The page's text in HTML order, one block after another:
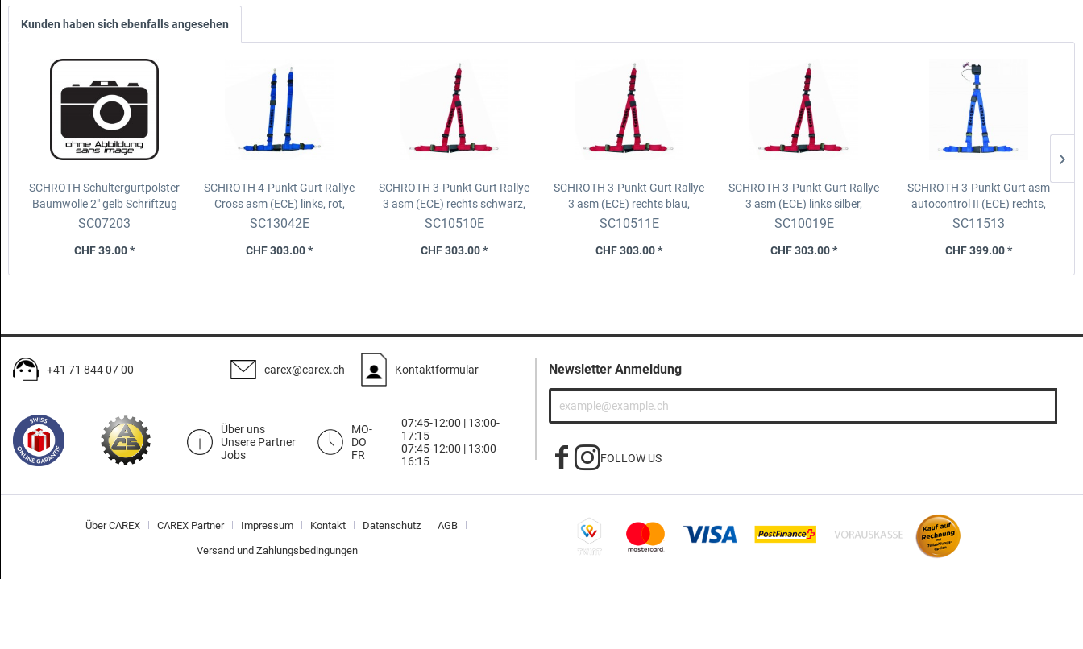
Kunden haben sich ebenfalls angesehen
SCHROTH Schultergurtpolster
Baumwolle 2"gelb Schriftzug
schwarz, ohne Logo
SC07203
CHF 39.00 *
SCHROTH 4-Punkt Gurt Rallye
Cross asm (ECE) links, rot,
Schulter 2", Becken 2"
SC13042E
CHF 303.00 *
SCHROTH 3-Punkt Gurt Rallye
3 asm (ECE) rechts schwarz,
Schulter 2'', Becken 2'', Logo gelb
SC10510E
CHF 303.00 *
SCHROTH 3-Punkt Gurt Rallye
3 asm (ECE) rechts blau,
Schulter 2'', Becken 2'', Logo
SC10511E
CHF 303.00 *
SCHROTH 3-Punkt Gurt Rallye
3 asm (ECE) links silber,
Schulter 2'', Becken 2'', Logo
SC10019E
CHF 303.00 *
SCHROTH 3-Punkt Gurt asm
autocontrol II (ECE) rechts,
gelb, Schulter 2'' Becken 2''
SC11513
CHF 399.00 *
+41 71 844 07 00 carex@carex.ch Kontaktformular
Über uns
Unsere Partner
Jobs
MO-
DO
FR
07:45-12:00 | 13:00-
17:15
07:45-12:00 | 13:00-
16:15
Newsletter Anmeldung
FOLLOW US
Über CAREX CAREX Partner Impressum Kontakt Datenschutz AGB
Versand und Zahlungsbedingungen